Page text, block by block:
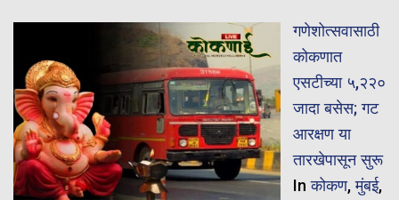
गणेशोत्सवासाठी
कोकणात
एसटीच्या ५,२२०
जादा बसेस; गट
आरक्षण या
तारखेपासून सुरू
Inकोकण,मुंबई,